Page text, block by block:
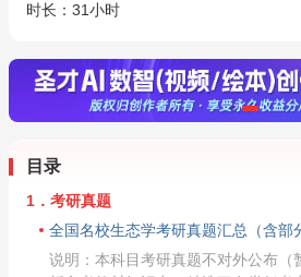
时长：31小时
目录
1．考研真题
全国名校生态学考研真题汇总（含部
说明：本科目考研真题不对外公布（